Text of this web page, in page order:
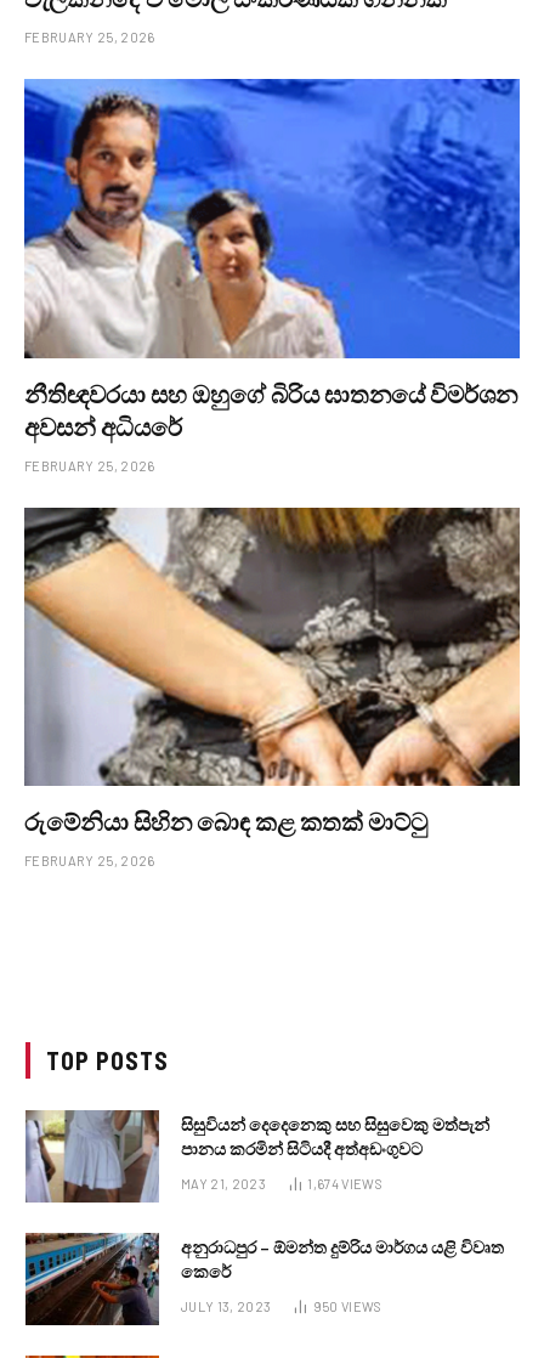
FEBRUARY 25, 2026
නීතිඥවරයා සහ ඔහුගේ බිරිය ඝාතනයේ විමර්ශන
අවසන් අධියරේ
FEBRUARY 25, 2026
රුමේනියා සිහින බොඳ කළ කතක් මාට්ටු
FEBRUARY 25, 2026
TOP POSTS
සිසුවියන් දෙදෙනෙකු සහ සිසුවෙකු මත්පැන්
පානය කරමින් සිටියදී අත්අඩංගුවට
MAY 21, 2023 1,674VIEWS
අනුරාධපුර – ඕමන්ත දුම්රිය මාර්ගය යළි විවෘත
කෙරේ
JULY 13, 2023 950 VIEWS